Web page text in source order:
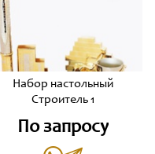
Набор настольный
Строитель 1
По запросу